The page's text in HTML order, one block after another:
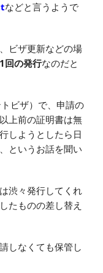
などと言うようで
ビザ更新などの場
回の発行なのだと
ビザ）で、申請の
上前の証明書は無
しようとしたら日
というお話を聞い
渋々発行してくれ
たものの差し替え
しなくても保管し